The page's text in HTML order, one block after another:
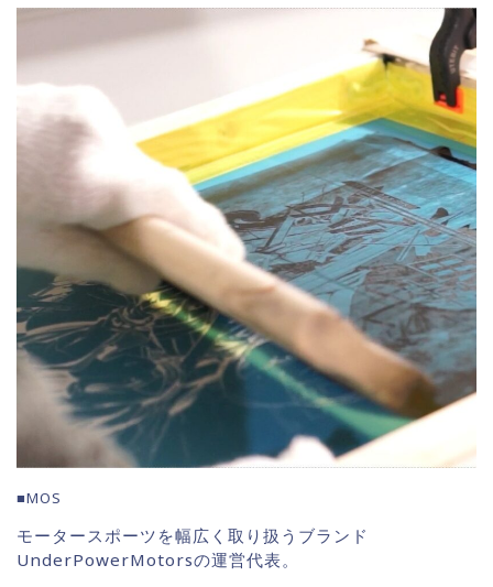
■MOS
モータースポーツを幅広く取り扱うブランド
UnderPowerMotorsの運営代表。